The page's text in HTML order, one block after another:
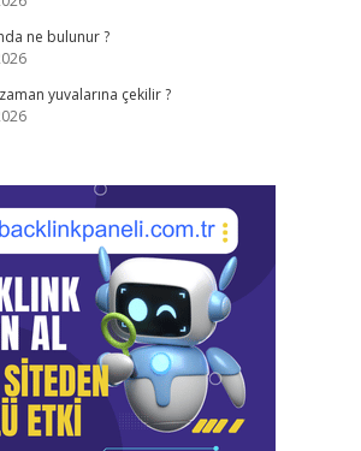
ne bulunur ?
yuvalarına çekilir ?